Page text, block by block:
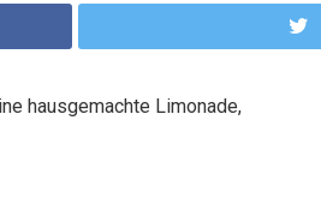
hausgemachte Limonade,